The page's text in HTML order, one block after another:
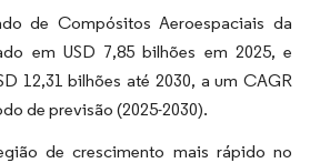
de Compósitos Aeroespaciais da
em USD 7,85 bilhões em 2025, e
12,31 bilhões até 2030, a um CAGR
de previsão (2025-2030).
de crescimento mais rápido no